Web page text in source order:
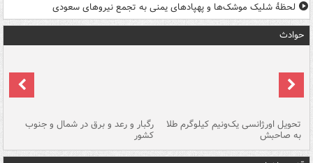
لحظۀ شلیک موشک‌ها و پهپادهای یمنی به تجمع نیروهای سعودی
حوادث
تحویل اورژانسی یک‌ونیم کیلوگرم طلا
به صاحبش
رگبار و رعد و برق در شمال و جنوب
کشور